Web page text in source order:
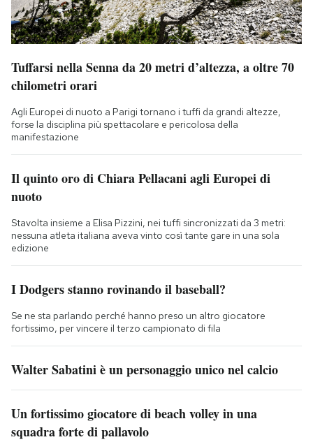
Tuffarsi nella Senna da 20 metri d’altezza, a oltre 70
chilometri orari
Agli Europei di nuoto a Parigi tornano i tuffi da grandi altezze,
forse la disciplina più spettacolare e pericolosa della
manifestazione
Il quinto oro di Chiara Pellacani agli Europei di
nuoto
Stavolta insieme a Elisa Pizzini, nei tuffi sincronizzati da 3 metri:
nessuna atleta italiana aveva vinto così tante gare in una sola
edizione
I Dodgers stanno rovinando il baseball?
Se ne sta parlando perché hanno preso un altro giocatore
fortissimo, per vincere il terzo campionato di fila
Walter Sabatini è un personaggio unico nel calcio
Un fortissimo giocatore di beach volley in una
squadra forte di pallavolo